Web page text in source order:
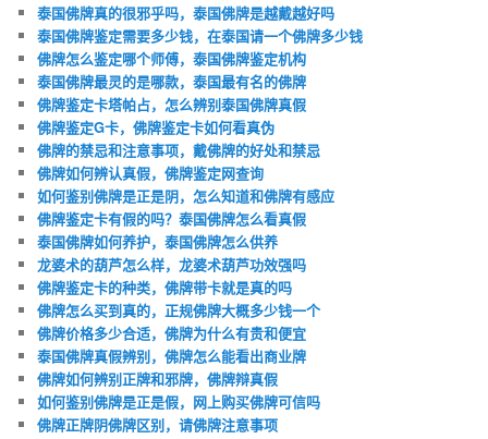
泰国佛牌真的很邪乎吗，泰国佛牌是越戴越好吗
泰国佛牌鉴定需要多少钱，在泰国请一个佛牌多少钱
佛牌怎么鉴定哪个师傅，泰国佛牌鉴定机构
泰国佛牌最灵的是哪款，泰国最有名的佛牌
佛牌鉴定卡塔帕占，怎么辨别泰国佛牌真假
佛牌鉴定G卡，佛牌鉴定卡如何看真伪
佛牌的禁忌和注意事项，戴佛牌的好处和禁忌
佛牌如何辨认真假，佛牌鉴定网查询
如何鉴别佛牌是正是阴，怎么知道和佛牌有感应
佛牌鉴定卡有假的吗？泰国佛牌怎么看真假
泰国佛牌如何养护，泰国佛牌怎么供养
龙婆术的葫芦怎么样，龙婆术葫芦功效强吗
佛牌鉴定卡的种类，佛牌带卡就是真的吗
佛牌怎么买到真的，正规佛牌大概多少钱一个
佛牌价格多少合适，佛牌为什么有贵和便宜
泰国佛牌真假辨别，佛牌怎么能看出商业牌
佛牌如何辨别正牌和邪牌，佛牌辩真假
如何鉴别佛牌是正是假，网上购买佛牌可信吗
佛牌正牌阴佛牌区别，请佛牌注意事项